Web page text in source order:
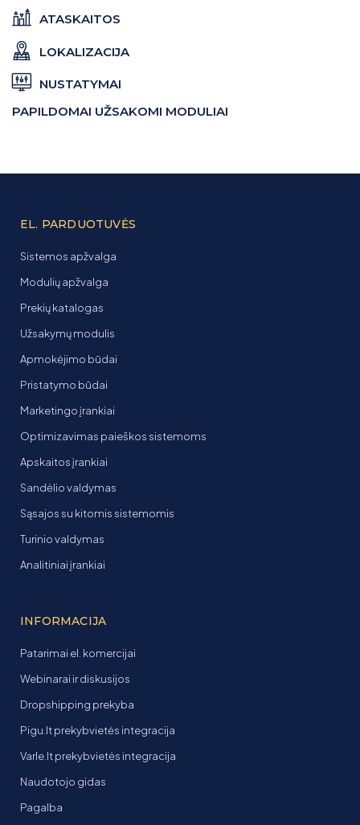
ATASKAITOS
LOKALIZACIJA
NUSTATYMAI
PAPILDOMAI UŽSAKOMI MODULIAI
EL. PARDUOTUVĖS
Sistemos apžvalga
Modulių apžvalga
Prekių katalogas
Užsakymų modulis
Apmokėjimo būdai
Pristatymo būdai
Marketingo įrankiai
Optimizavimas paieškos sistemoms
Apskaitos įrankiai
Sandėlio valdymas
Sąsajos su kitomis sistemomis
Turinio valdymas
Analitiniai įrankiai
INFORMACIJA
Patarimai el. komercijai
Webinarai ir diskusijos
Dropshipping prekyba
Pigu.lt prekybvietės integracija
Varle.lt prekybvietės integracija
Naudotojo gidas
Pagalba